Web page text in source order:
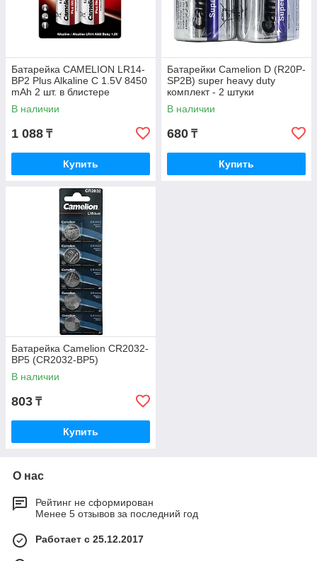
Батарейка CAMELION LR14-
BP2 Plus Alkaline C 1.5V 8450
mAh 2 шт. в блистере
В наличии
1 088 ₸
Купить
Батарейки Camelion D (R20P-
SP2B) super heavy duty
комплект - 2 штуки
В наличии
680 ₸
Купить
Батарейка Camelion CR2032-
BP5 (CR2032-BP5)
В наличии
803 ₸
Купить
О нас
Рейтинг не сформирован
Менее 5 отзывов за последний год
Работает с 25.12.2017